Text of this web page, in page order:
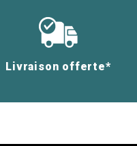
Livraison offerte*